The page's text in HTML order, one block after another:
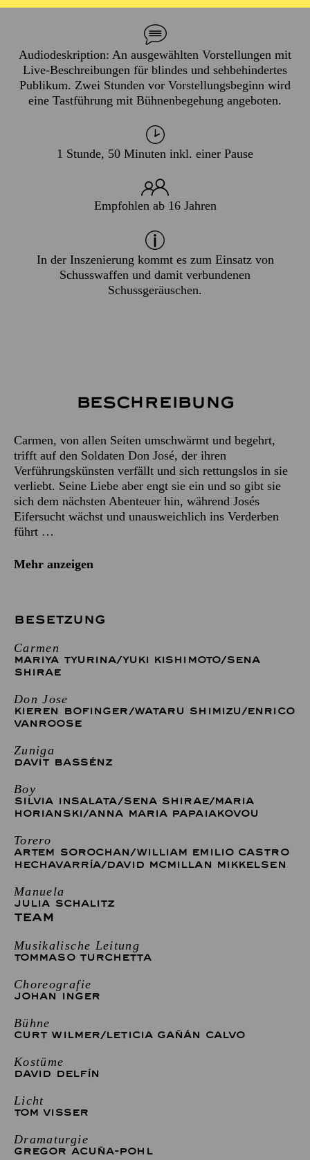
Audiodeskription: An ausgewählten Vorstellungen mit
Live-Beschreibungen für blindes und sehbehindertes
Publikum. Zwei Stunden vor Vorstellungsbeginn wird
eine Tastführung mit Bühnenbegehung angeboten.
1 Stunde, 50 Minuten inkl. einer Pause
Empfohlen ab 16 Jahren
In der Inszenierung kommt es zum Einsatz von
Schusswaffen und damit verbundenen
Schussgeräuschen.
Beschreibung
Carmen, von allen Seiten umschwärmt und begehrt,
trifft auf den Soldaten Don José, der ihren
Verführungskünsten verfällt und sich rettungslos in sie
verliebt. Seine Liebe aber engt sie ein und so gibt sie
sich dem nächsten Abenteuer hin, während Josés
Eifersucht wächst und unausweichlich ins Verderben
führt …
Mehr anzeigen
BESETZUNG
Carmen
MARIYA TYURINA/YUKI KISHIMOTO/SENA
SHIRAE
Don Jose
KIEREN BOFINGER/WATARU SHIMIZU/ENRICO
VANROOSE
Zuniga
DAVIT BASSÉNZ
Boy
SILVIA INSALATA/SENA SHIRAE/MARIA
HORIANSKI/ANNA MARIA PAPAIAKOVOU
Torero
ARTEM SOROCHAN/WILLIAM EMILIO CASTRO
HECHAVARRÍA/DAVID MCMILLAN MIKKELSEN
Manuela
JULIA SCHALITZ
TEAM
Musikalische Leitung
TOMMASO TURCHETTA
Choreografie
JOHAN INGER
Bühne
CURT WILMER/LETICIA GAÑÁN CALVO
Kostüme
DAVID DELFÍN
Licht
TOM VISSER
Dramaturgie
GREGOR ACUÑA-POHL